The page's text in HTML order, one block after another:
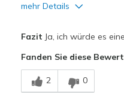
mehr Details
Breathe Well
Comfortable
Fazit Ja, ich würde es
Fanden Sie diese
2 0